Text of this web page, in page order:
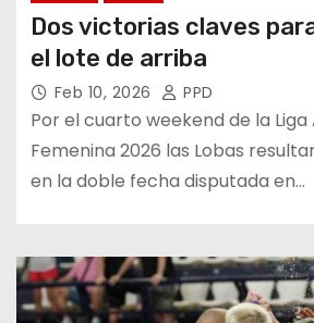
Dos victorias claves
el lote de arriba
Feb 10, 2026 PPD
Por el cuarto weekend de la
Femenina 2026 las Lobas
en la doble fecha disputada en…